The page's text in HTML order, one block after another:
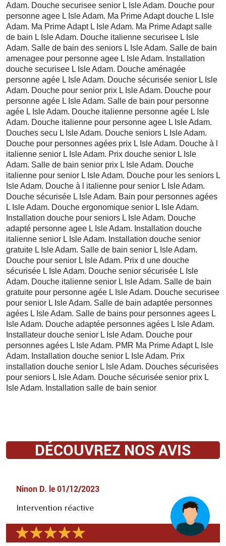
Adam. Douche securisee senior L Isle Adam. Douche pour
personne agee L Isle Adam. Ma Prime Adapt douche L Isle
Adam. Ma Prime Adapt L Isle Adam. Ma Prime Adapt salle
de bain L Isle Adam. Douche italienne securisee L Isle
Adam. Salle de bain des seniors L Isle Adam. Salle de bain
amenagee pour personne agee L Isle Adam. Installation
douche securisee L Isle Adam. Douche aménagée
personne agée L Isle Adam. Douche sécurisée senior L Isle
Adam. Douche pour senior prix L Isle Adam. Douche pour
personne agée L Isle Adam. Salle de bain pour personne
agée L Isle Adam. Douche italienne personne agée L Isle
Adam. Douche italienne pour personne agee L Isle Adam.
Douches secu L Isle Adam. Douche seniors L Isle Adam.
Douche pour personnes agées prix L Isle Adam. Douche à l
italienne senior L Isle Adam. Prix douche senior L Isle
Adam. Salle de bain senior prix L Isle Adam. Douche
italienne pour senior L Isle Adam. Douche pour les seniors L
Isle Adam. Douche à l italienne pour senior L Isle Adam.
Douche sécurisée L Isle Adam. Bain pour personnes agées
L Isle Adam. Douche ergonomique senior L Isle Adam.
Installation douche pour seniors L Isle Adam. Douche
adapté personne agee L Isle Adam. Installation douche
italienne senior L Isle Adam. Installation douche senior
gratuite L Isle Adam. Salle de bain senior L Isle Adam.
Douche pour senior L Isle Adam. Prix d une douche
sécurisée L Isle Adam. Douche senior sécurisée L Isle
Adam. Douche italienne senior L Isle Adam. Salle de bain
gratuite pour personne agée L Isle Adam. Douche securisee
pour senior L Isle Adam. Salle de bain adaptée personnes
agées L Isle Adam. Salle de bains pour personnes agees L
Isle Adam. Douche adaptée personnes agées L Isle Adam.
Installateur douche senior L Isle Adam. Douche pour
personnes agées L Isle Adam. PMR Ma Prime Adapt L Isle
Adam. Installation douche senior L Isle Adam. Prix
installation douche senior L Isle Adam. Douches sécurisées
pour seniors L Isle Adam. Douche sécurisée senior prix L
Isle Adam. Installation salle de bain senior
DÉCOUVREZ NOS AVIS
Ninon D. le 01/12/2023
Intervention réactive